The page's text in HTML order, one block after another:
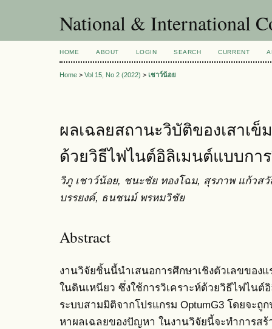
National & International
HOME ABOUT LOGIN SEARCH CURRENT
Home > Vol 15, No 2 (2022) > เชาว์น้อย
ผลเฉลยสถานะวิบัติของเสาเ
ด้วยวิธีไฟไนต์อิลิเมนต์แบบกา
วิภู เชาว์น้อย, ชนะชัย ทองโฉม, สุรภาพ แก้ว
บรรยงค์, ธนชนม์ พรหมวิชัย
Abstract
งานวิจัยชิ้นนี้นำเสนอการศึกษาเชิงตัวเลขของ
ในดินเหนียว ซึ่งใช้การวิเคราะห์ด้วยวิธีไฟไนต์
ระบบสามมิติจากโปรแกรม OptumG3 โดยจะ
หาผลเฉลยของปัญหา ในงานวิจัยนี้จะทำการสร้